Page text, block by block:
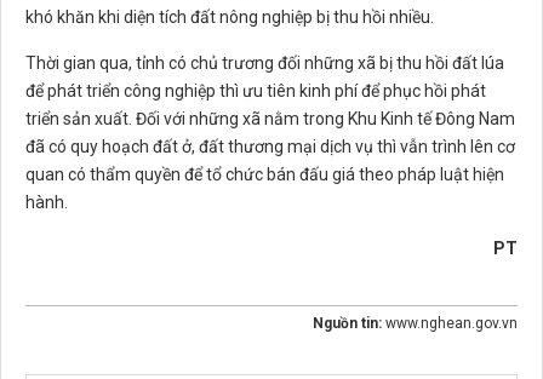
khó khăn khi diện tích đất nông nghiệp bị thu hồi nhiều.
Thời gian qua, tỉnh có chủ trương đối những xã bị thu hồi đất lúa
để phát triển công nghiệp thì ưu tiên kinh phí để phục hồi phát
triển sản xuất. Đối với những xã nằm trong Khu Kinh tế Đông Nam
đã có quy hoạch đất ở, đất thương mại dịch vụ thì vẫn trình lên cơ
quan có thẩm quyền để tổ chức bán đấu giá theo pháp luật hiện
hành.
PT
Nguồn tin: www.nghean.gov.vn